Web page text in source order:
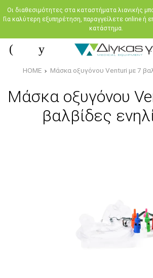
Oι διαθεσιμότητες στα καταστήματα λιανικής
Για καλύτερη εξυπηρέτηση, παραγγείλετε online ή
κατάστημα.
HOME Μάσκα οξυγόνου Venturi με 7
Μάσκα οξυγόνου
βαλβίδες